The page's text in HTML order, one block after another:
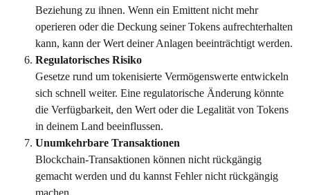
Beziehung zu ihnen. Wenn ein Emittent nicht mehr
operieren oder die Deckung seiner Tokens aufrechterhalten
kann, kann der Wert deiner Anlagen beeinträchtigt werden.
Regulatorisches Risiko
Gesetze rund um tokenisierte Vermögenswerte entwickeln
sich schnell weiter. Eine regulatorische Änderung könnte
die Verfügbarkeit, den Wert oder die Legalität von Tokens
in deinem Land beeinflussen.
Unumkehrbare Transaktionen
Blockchain-Transaktionen können nicht rückgängig
gemacht werden und du kannst Fehler nicht rückgängig
machen.